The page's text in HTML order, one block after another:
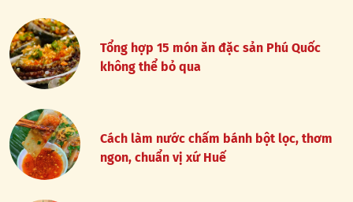
Tổng hợp 15 món ăn đặc sản Phú Quốc
không thể bỏ qua
Cách làm nước chấm bánh bột lọc, thơm
ngon, chuẩn vị xứ Huế